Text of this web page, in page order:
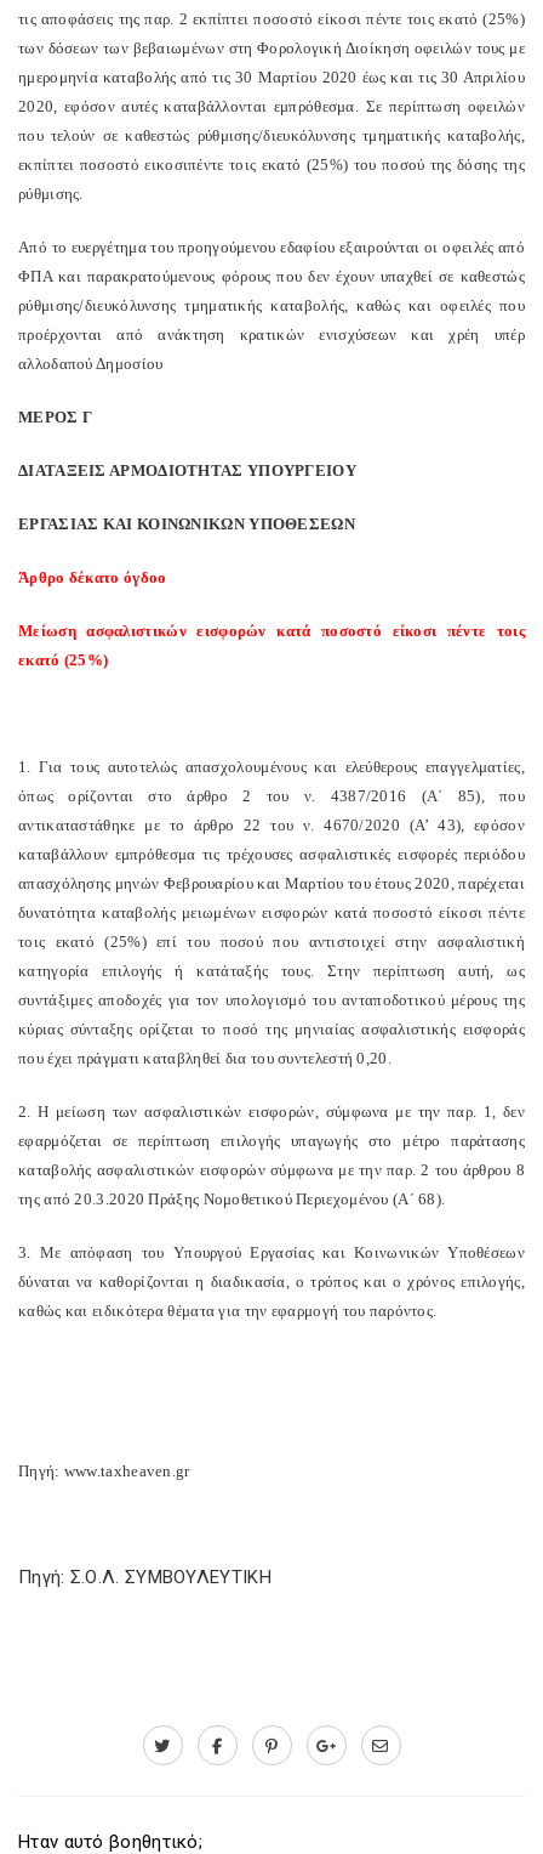
τις αποφάσεις της παρ. 2 εκπίπτει ποσοστό είκοσι πέντε τοις εκατό (25%)
των δόσεων των βεβαιωμένων στη Φορολογική Διοίκηση οφειλών τους με
ημερομηνία καταβολής από τις 30 Μαρτίου 2020 έως και τις 30 Απριλίου
2020, εφόσον αυτές καταβάλλονται εμπρόθεσμα. Σε περίπτωση οφειλών
που τελούν σε καθεστώς ρύθμισης/διευκόλυνσης τμηματικής καταβολής,
εκπίπτει ποσοστό εικοσιπέντε τοις εκατό (25%) του ποσού της δόσης της
ρύθμισης.
Από το ευεργέτημα του προηγούμενου εδαφίου εξαιρούνται οι οφειλές από
ΦΠΑ και παρακρατούμενους φόρους που δεν έχουν υπαχθεί σε καθεστώς
ρύθμισης/διευκόλυνσης τμηματικής καταβολής, καθώς και οφειλές που
προέρχονται από ανάκτηση κρατικών ενισχύσεων και χρέη υπέρ
αλλοδαπού Δημοσίου
ΜΕΡΟΣ Γ
ΔΙΑΤΑΞΕΙΣ ΑΡΜΟΔΙΟΤΗΤΑΣ ΥΠΟΥΡΓΕΙΟΥ
ΕΡΓΑΣΙΑΣ ΚΑΙ ΚΟΙΝΩΝΙΚΩΝ ΥΠΟΘΕΣΕΩΝ
Άρθρο δέκατο όγδοο
Μείωση ασφαλιστικών εισφορών κατά ποσοστό είκοσι πέντε τοις
εκατό (25%)
1. Για τους αυτοτελώς απασχολουμένους και ελεύθερους επαγγελματίες,
όπως ορίζονται στο άρθρο 2 του ν. 4387/2016 (Α΄ 85), που
αντικαταστάθηκε με το άρθρο 22 του ν. 4670/2020 (A’ 43), εφόσον
καταβάλλουν εμπρόθεσμα τις τρέχουσες ασφαλιστικές εισφορές περιόδου
απασχόλησης μηνών Φεβρουαρίου και Μαρτίου του έτους 2020, παρέχεται
δυνατότητα καταβολής μειωμένων εισφορών κατά ποσοστό είκοσι πέντε
τοις εκατό (25%) επί του ποσού που αντιστοιχεί στην ασφαλιστική
κατηγορία επιλογής ή κατάταξής τους. Στην περίπτωση αυτή, ως
συντάξιμες αποδοχές για τον υπολογισμό του ανταποδοτικού μέρους της
κύριας σύνταξης ορίζεται το ποσό της μηνιαίας ασφαλιστικής εισφοράς
που έχει πράγματι καταβληθεί δια του συντελεστή 0,20.
2. Η μείωση των ασφαλιστικών εισφορών, σύμφωνα με την παρ. 1, δεν
εφαρμόζεται σε περίπτωση επιλογής υπαγωγής στο μέτρο παράτασης
καταβολής ασφαλιστικών εισφορών σύμφωνα με την παρ. 2 του άρθρου 8
της από 20.3.2020 Πράξης Νομοθετικού Περιεχομένου (Α΄ 68).
3. Με απόφαση του Υπουργού Εργασίας και Κοινωνικών Yποθέσεων
δύναται να καθορίζονται η διαδικασία, ο τρόπος και ο χρόνος επιλογής,
καθώς και ειδικότερα θέματα για την εφαρμογή του παρόντος.
Πηγή: www.taxheaven.gr
Πηγή: Σ.Ο.Λ. ΣΥΜΒΟΥΛΕΥΤΙΚΗ
Ηταν αυτό βοηθητικό;